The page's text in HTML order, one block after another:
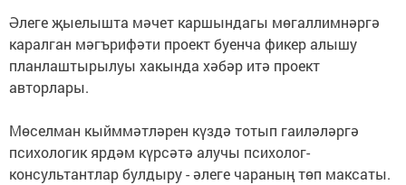
Әлеге җыелышта мәчет каршындагы мөгаллимнәргә
каралган мәгърифәти проект буенча фикер алышу
планлаштырылуы хакында хәбәр итә проект
авторлары.
Мөселман кыйммәтләрен күздә тотып гаиләләргә
психологик ярдәм күрсәтә алучы психолог-
консультантлар булдыру - әлеге чараның төп максаты.